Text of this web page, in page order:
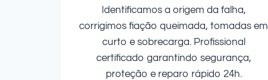
Identificamos a origem da falha,
corrigimos fiação queimada, tomadas em
curto e sobrecarga. Profissional
certificado garantindo segurança,
proteção e reparo rápido 24h.